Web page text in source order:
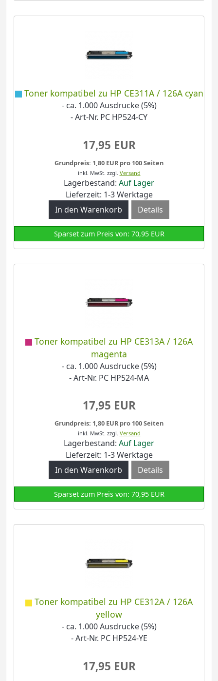
Toner kompatibel zu HP CE311A / 126A cyan
- ca. 1.000 Ausdrucke (5%)
- Art-Nr. PC HP524-CY
17,95 EUR
Grundpreis: 1,80 EUR pro 100 Seiten
inkl. MwSt. zzgl. Versand
Lagerbestand: Auf Lager
Lieferzeit: 1-3 Werktage
Details
Sparset zum Preis von: 70,95 EUR
Toner kompatibel zu HP CE313A / 126A
magenta
- ca. 1.000 Ausdrucke (5%)
- Art-Nr. PC HP524-MA
17,95 EUR
Grundpreis: 1,80 EUR pro 100 Seiten
inkl. MwSt. zzgl. Versand
Lagerbestand: Auf Lager
Lieferzeit: 1-3 Werktage
Details
Sparset zum Preis von: 70,95 EUR
Toner kompatibel zu HP CE312A / 126A
yellow
- ca. 1.000 Ausdrucke (5%)
- Art-Nr. PC HP524-YE
17,95 EUR